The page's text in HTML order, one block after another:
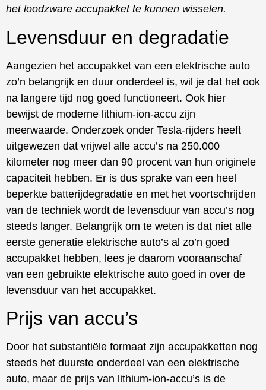
het loodzware accupakket te kunnen wisselen.
Levensduur en degradatie
Aangezien het accupakket van een elektrische auto
zo’n belangrijk en duur onderdeel is, wil je dat het ook
na langere tijd nog goed functioneert. Ook hier
bewijst de moderne lithium-ion-accu zijn
meerwaarde. Onderzoek onder Tesla-rijders heeft
uitgewezen dat vrijwel alle accu’s na 250.000
kilometer nog meer dan 90 procent van hun originele
capaciteit hebben. Er is dus sprake van een heel
beperkte batterijdegradatie en met het voortschrijden
van de techniek wordt de levensduur van accu’s nog
steeds langer. Belangrijk om te weten is dat niet alle
eerste generatie elektrische auto’s al zo’n goed
accupakket hebben, lees je daarom vooraanschaf
van een gebruikte elektrische auto goed in over de
levensduur van het accupakket.
Prijs van accu’s
Door het substantiële formaat zijn accupakketten nog
steeds het duurste onderdeel van een elektrische
auto, maar de prijs van lithium-ion-accu’s is de